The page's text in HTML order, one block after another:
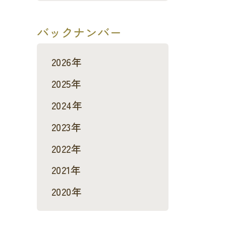
バックナンバー
2026年
2025年
2024年
2023年
2022年
2021年
2020年